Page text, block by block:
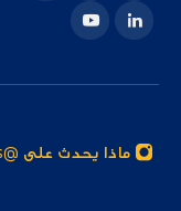
ماذا يحدث على @bnetconnects